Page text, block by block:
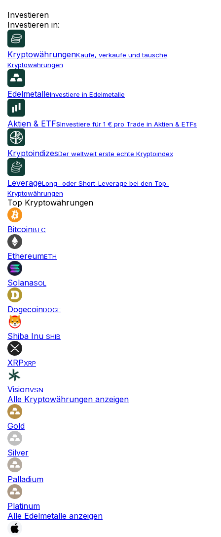
Investieren
Investieren in:
KryptowährungenKaufe, verkaufe und tausche
Kryptowährungen
EdelmetalleInvestiere in Edelmetalle
Aktien & ETFsInvestiere für 1 € pro Trade in Aktien & ETFs
KryptoindizesDer weltweit erste echte Kryptoindex
LeverageLong- oder Short-Leverage bei den Top-
Kryptowährungen
Top Kryptowährungen
BitcoinBTC
EthereumETH
SolanaSOL
DogecoinDOGE
Shiba Inu SHIB
XRPXRP
VisionVSN
Alle Kryptowährungen anzeigen
Gold
Silver
Palladium
Platinum
Alle Edelmetalle anzeigen